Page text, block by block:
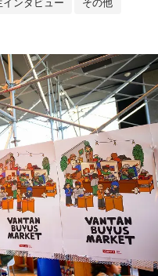
インタビュー その他